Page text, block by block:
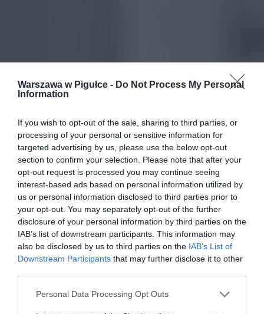
Warszawa w Pigułce - Do Not Process My Personal
Information
If you wish to opt-out of the sale, sharing to third parties, or
processing of your personal or sensitive information for
targeted advertising by us, please use the below opt-out
section to confirm your selection. Please note that after your
opt-out request is processed you may continue seeing
interest-based ads based on personal information utilized by
us or personal information disclosed to third parties prior to
your opt-out. You may separately opt-out of the further
disclosure of your personal information by third parties on the
IAB’s list of downstream participants. This information may
also be disclosed by us to third parties on the IAB’s List of
Downstream Participants that may further disclose it to other
Personal Data Processing Opt Outs